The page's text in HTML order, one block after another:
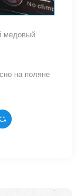
медовый
на поляне